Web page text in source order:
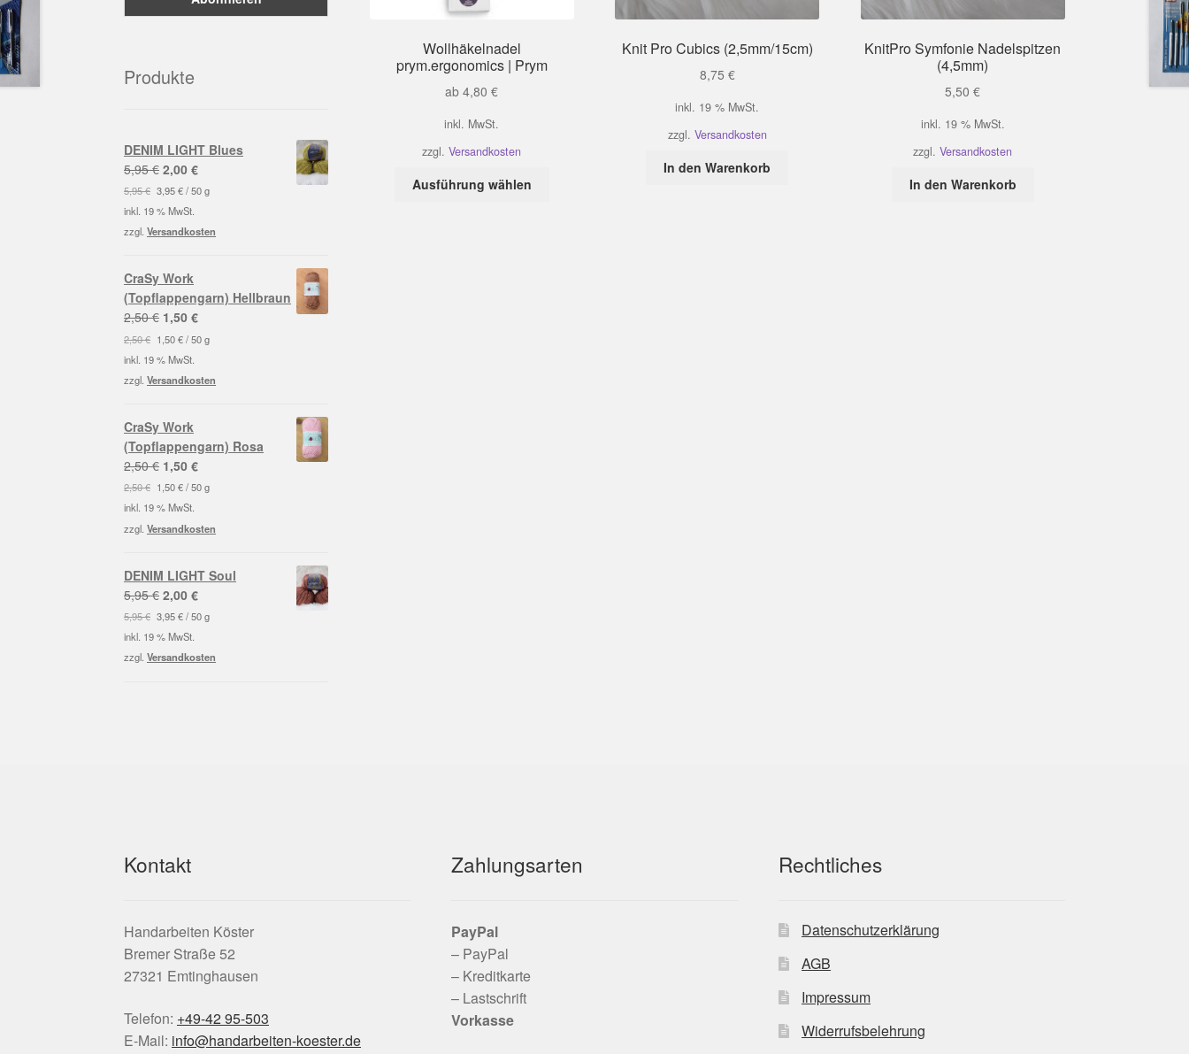
Wollhäkelnadel
prym.ergonomics | Prym
ab4,80€
inkl. MwSt.
zzgl.Versandkosten
Ausführung wählen
Knit Pro Cubics (2,5mm/15cm)
8,75 €
inkl. 19 % MwSt.
zzgl. Versandkosten
In den Warenkorb
KnitPro Symfonie Nadelspitzen
(4,5mm)
5,50€
inkl. 19 % MwSt.
zzgl.Versandkosten
In den Warenkorb
Produkte
DENIM LIGHT Blues
5,95€ Ursprünglicher
Preis
war:
5,95 €
2,00€Aktueller
Preis
2,00 €.
5,95€ 3,95€/50 g
inkl. 19 % MwSt.
zzgl.Versandkosten
CraSy Work
(Topflappengarn) Hellbraun
2,50€ Ursprünglicher
Preis
war:
2,50 €
1,50€Aktueller
Preis
1,50 €.
2,50€ 1,50€/50 g
inkl. 19 % MwSt.
zzgl.Versandkosten
CraSy Work
(Topflappengarn) Rosa
2,50€ Ursprünglicher
Preis
war:
2,50 €
1,50€Aktueller
Preis
1,50 €.
2,50€ 1,50€/50 g
inkl. 19 % MwSt.
zzgl.Versandkosten
DENIM LIGHT Soul
5,95€ Ursprünglicher
Preis
war:
5,95 €
2,00€Aktueller
Preis
2,00 €.
5,95€ 3,95€/50 g
inkl. 19 % MwSt.
zzgl.Versandkosten
Kontakt
Handarbeiten Köster
Bremer Straße 52
27321 Emtinghausen
Telefon: +49-42 95-503
E-Mail: info@handarbeiten-koester.de
Zahlungsarten
PayPal
– PayPal
– Kreditkarte
– Lastschrift
Vorkasse
Rechtliches
Datenschutzerklärung
AGB
Impressum
Widerrufsbelehrung